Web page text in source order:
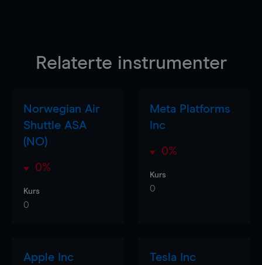
Relaterte instrumenter
Norwegian Air
Shuttle ASA
(NO)
0%
Kurs
0
Meta Platforms
Inc
0%
Kurs
0
Apple Inc Tesla Inc